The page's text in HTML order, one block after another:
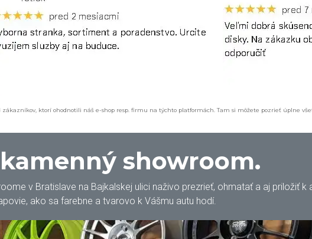
zákazníkov, ktorí ohodnotili náš e-shop resp. firmu na týchto platformách. Tam si môžete pozrieť úplne
showroom.
v Bratislave na Bajkalskej ulici naživo prezrieť, ohmatať a aj priložiť k
ako sa farebne a tvarovo k Vášmu autu hodí.